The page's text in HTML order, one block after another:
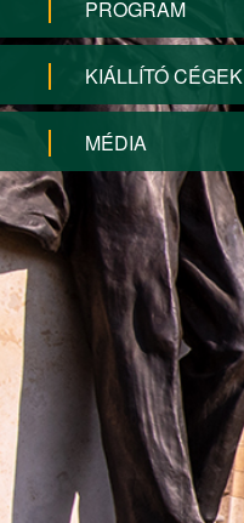
PROGRAM
KIÁLLÍTÓ CÉGEK
MÉDIA